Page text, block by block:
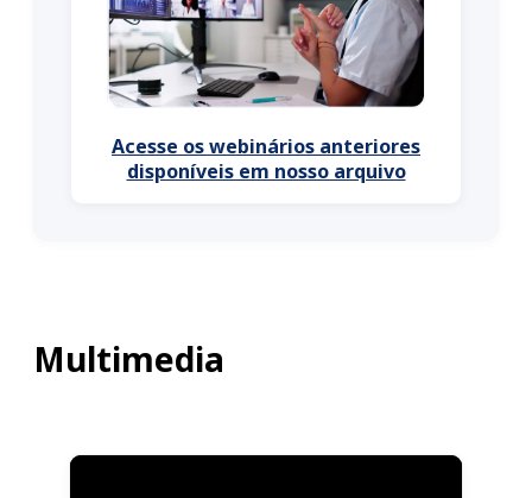
Acesse os webinários anteriores
disponíveis em nosso arquivo
Multimedia